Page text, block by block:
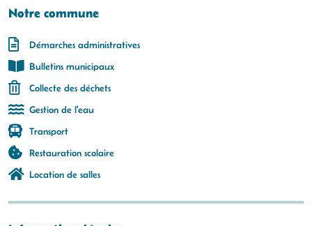
Notre commune
Démarches administratives
Bulletins municipaux
Collecte des déchets
Gestion de l'eau
Transport
Restauration scolaire
Location de salles